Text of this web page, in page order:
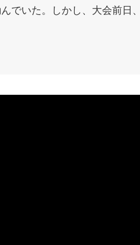
でいた。しかし、大会前日